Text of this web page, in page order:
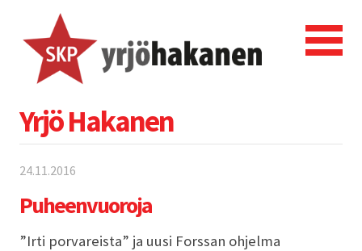
Yrjö Hakanen
24.11.2016
Puheenvuoroja
”Irti porvareista” ja uusi Forssan ohjelma